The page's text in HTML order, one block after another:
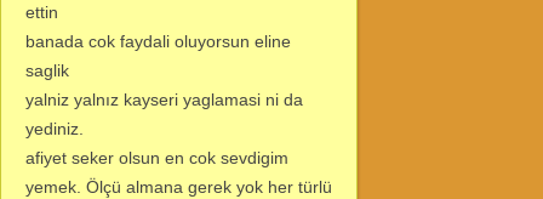
ettin
banada cok faydali oluyorsun eline
saglik
yalniz yalnız kayseri yaglamasi ni da
yediniz.
afiyet seker olsun en cok sevdigim
yemek. Ölçü almana gerek yok her türlü